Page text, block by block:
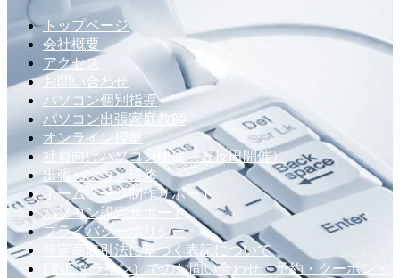
トップページ
会社概要
アクセス
お問い合わせ
パソコン個別指導
パソコン出張家庭教師
オンライン授業
社員向けパソコン研修（五反田開催）
出張パソコン研修
ホームページ制作サポート
パソコン設定サポート
プライバシーポリシー
特定商取引法に基づく表記について
LINE（ライン）でのお問い合わせ・予約・クーポン・